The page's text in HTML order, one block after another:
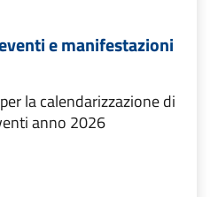
e manifestazioni
la calendarizzazione di
anno 2026